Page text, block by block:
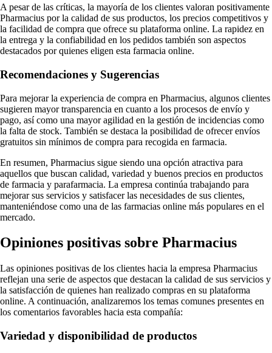
A pesar de las críticas, la mayoría de los clientes valoran positivamente
Pharmacius por la calidad de sus productos, los precios competitivos y
la facilidad de compra que ofrece su plataforma online. La rapidez en
la entrega y la confiabilidad en los pedidos también son aspectos
destacados por quienes eligen esta farmacia online.
Recomendaciones y Sugerencias
Para mejorar la experiencia de compra en Pharmacius, algunos clientes
sugieren mayor transparencia en cuanto a los procesos de envío y
pago, así como una mayor agilidad en la gestión de incidencias como
la falta de stock. También se destaca la posibilidad de ofrecer envíos
gratuitos sin mínimos de compra para recogida en farmacia.
En resumen, Pharmacius sigue siendo una opción atractiva para
aquellos que buscan calidad, variedad y buenos precios en productos
de farmacia y parafarmacia. La empresa continúa trabajando para
mejorar sus servicios y satisfacer las necesidades de sus clientes,
manteniéndose como una de las farmacias online más populares en el
mercado.
Opiniones positivas sobre Pharmacius
Las opiniones positivas de los clientes hacia la empresa Pharmacius
reflejan una serie de aspectos que destacan la calidad de sus servicios y
la satisfacción de quienes han realizado compras en su plataforma
online. A continuación, analizaremos los temas comunes presentes en
los comentarios favorables hacia esta compañía:
Variedad y disponibilidad de productos